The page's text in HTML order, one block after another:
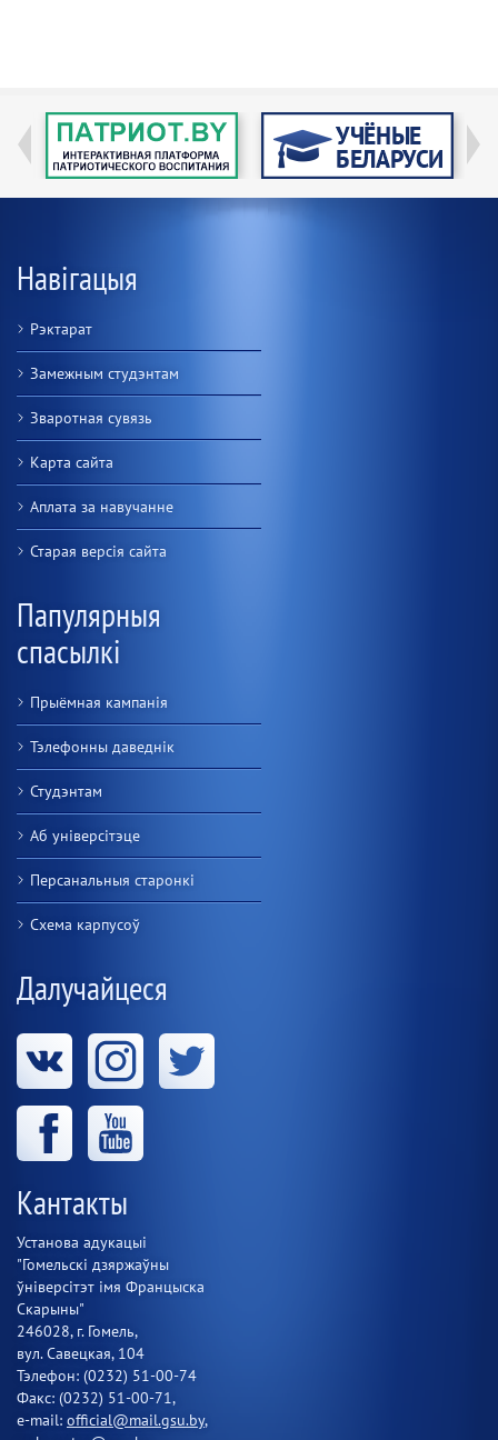
Навігацыя
Рэктарат
Замежным студэнтам
Зваротная сувязь
Карта сайта
Аплата за навучанне
Старая версiя сайта
Папулярныя
спасылкі
Прыёмная кампанія
Тэлефонны даведнік
Студэнтам
Аб універсітэце
Персанальныя старонкі
Схема карпусоў
Далучайцеся
Кантакты
Установа адукацыі
"Гомельскі дзяржаўны
ўніверсітэт імя Францыска
Скарыны"
246028, г. Гомель,
вул. Савецкая, 104
Тэлефон: (0232) 51-00-74
Факс: (0232) 51-00-71,
e-mail: official@mail.gsu.by,